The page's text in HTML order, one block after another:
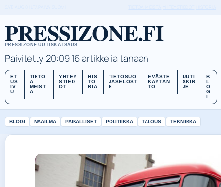
PRESSIZONE.FI
PRESSIZONE UUTISKATSAUS
Paivitetty 20:0916 artikkelia tanaan
ET
US
IV
U
TIETO
A
MEIST
Ä
YHTEY
STIED
OT
HIS
TO
RIA
TIETOSUO
JASELOST
E
EVÄSTE
KÄYTÄN
TÖ
UUTI
SKIR
JE
B
L
O
G
I
BLOGI MAAILMA PAIKALLISET POLITIIKKA TALOUS TEKNIIKKA